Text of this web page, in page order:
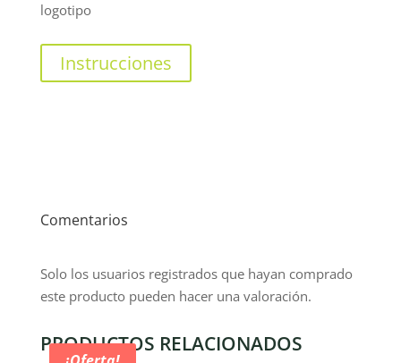
logotipo
Instrucciones
Comentarios
Solo los usuarios registrados que hayan comprado
este producto pueden hacer una valoración.
PRODUCTOS RELACIONADOS